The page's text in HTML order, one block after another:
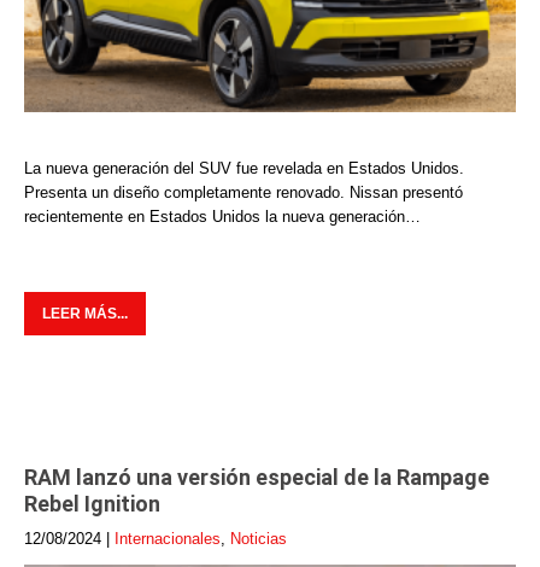
La nueva generación del SUV fue revelada en Estados Unidos.
Presenta un diseño completamente renovado. Nissan presentó
recientemente en Estados Unidos la nueva generación…
LEER MÁS...
RAM lanzó una versión especial de la Rampage
Rebel Ignition
12/08/2024 Internacionales, Noticias